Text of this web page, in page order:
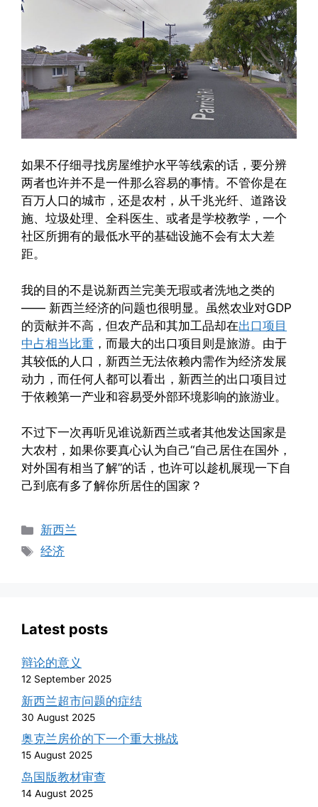
如果不仔细寻找房屋维护水平等线索的话，要分辨
两者也许并不是一件那么容易的事情。不管你是在
百万人口的城市，还是农村，从千兆光纤、道路设
施、垃圾处理、全科医生、或者是学校教学，一个
社区所拥有的最低水平的基础设施不会有太大差
距。
我的目的不是说新西兰完美无瑕或者洗地之类的
—— 新西兰经济的问题也很明显。虽然农业对GDP
的贡献并不高，但农产品和其加工品却在出口项目
中占相当比重 ，而最大的出口项目则是旅游。由于
其较低的人口，新西兰无法依赖内需作为经济发展
动力，而任何人都可以看出，新西兰的出口项目过
于依赖第一产业和容易受外部环境影响的旅游业。
不过下一次再听见谁说新西兰或者其他发达国家是
大农村，如果你要真心认为自己“自己居住在国外，
对外国有相当了解”的话，也许可以趁机展现一下自
己到底有多了解你所居住的国家？
Categories
新西兰
Tags
经济
Latest posts
辩论的意义
12 September 2025
新西兰超市问题的症结
30 August 2025
奥克兰房价的下一个重大挑战
15 August 2025
岛国版教材审查
14 August 2025